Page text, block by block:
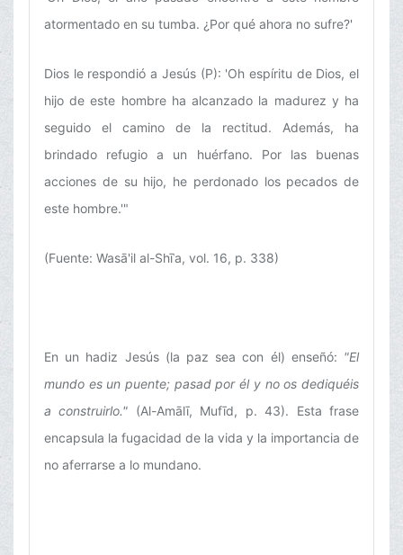
atormentado en su tumba. ¿Por qué ahora no sufre?'
Dios le respondió a Jesús (P): 'Oh espíritu de Dios, el
hijo de este hombre ha alcanzado la madurez y ha
seguido el camino de la rectitud. Además, ha
brindado refugio a un huérfano. Por las buenas
acciones de su hijo, he perdonado los pecados de
este hombre.'"
(Fuente: Wasā'il al-Shīʿa, vol. 16, p. 338)
En un hadiz Jesús (la paz sea con él) enseñó: "El
mundo es un puente; pasad por él y no os dediquéis
a construirlo." (Al-Amālī, Mufīd, p. 43). Esta frase
encapsula la fugacidad de la vida y la importancia de
no aferrarse a lo mundano.